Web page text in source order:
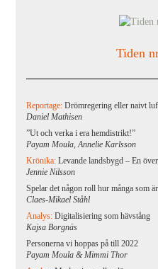
Tiden
Reportage:Drömregering eller naivt
Daniel Mathisen
”Ut och verka i era hemdistrikt!”
Payam Moula, Annelie Karlsson
Krönika:Levande landsbygd – En
Jennie Nilsson
Spelar det någon roll hur många som
Claes-Mikael Ståhl
Analys:Digitalisiering som hävstång
Kajsa Borgnäs
Personerna vi hoppas på till 2022
Payam Moula & Mimmi Thor